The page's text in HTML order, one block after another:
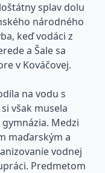
splav dolu
národného
keď vodáci z
a Šale sa
v Kováčovej.
na vodu s
však musela
Medzi
maďarským a
vodnej
Predmetom